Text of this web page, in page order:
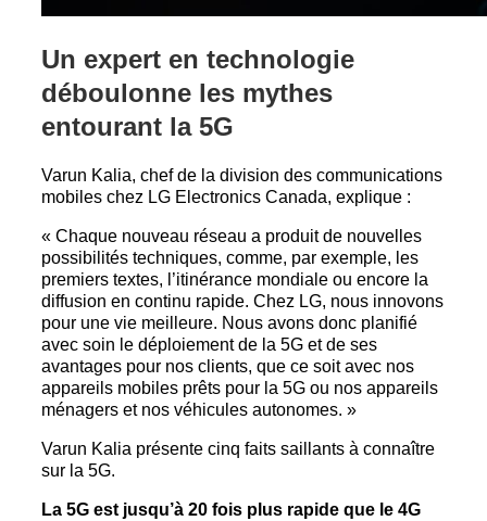
Un expert en technologie
déboulonne les mythes
entourant la 5G
Varun Kalia, chef de la division des communications
mobiles chez LG Electronics Canada, explique :
« Chaque nouveau réseau a produit de nouvelles
possibilités techniques, comme, par exemple, les
premiers textes, l’itinérance mondiale ou encore la
diffusion en continu rapide. Chez LG, nous innovons
pour une vie meilleure. Nous avons donc planifié
avec soin le déploiement de la 5G et de ses
avantages pour nos clients, que ce soit avec nos
appareils mobiles prêts pour la 5G ou nos appareils
ménagers et nos véhicules autonomes. »
Varun Kalia présente cinq faits saillants à connaître
sur la 5G.
La 5G est jusqu’à 20 fois plus rapide que le 4G